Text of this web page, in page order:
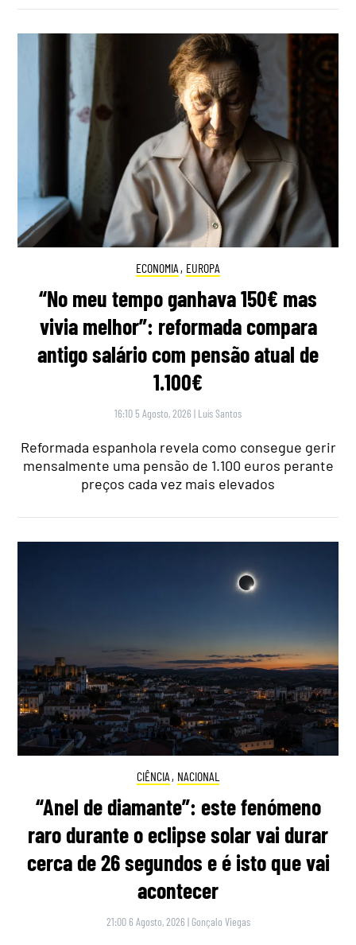
ECONOMIA , EUROPA
“No meu tempo ganhava 150€ mas
vivia melhor”: reformada compara
antigo salário com pensão atual de
1.100€
16:10 5 Agosto, 2026 | Luís Santos
Reformada espanhola revela como consegue gerir
mensalmente uma pensão de 1.100 euros perante
preços cada vez mais elevados
CIÊNCIA , NACIONAL
“Anel de diamante”: este fenómeno
raro durante o eclipse solar vai durar
cerca de 26 segundos e é isto que vai
acontecer
21:00 6 Agosto, 2026 | Gonçalo Viegas